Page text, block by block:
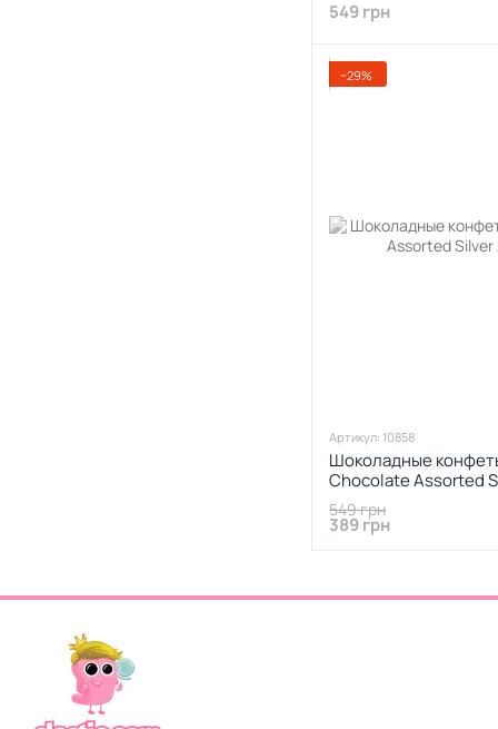
549 грн
−29%
Артикул: 10858
Шоколадные
Chocolate Assorted
549 грн
389 грн